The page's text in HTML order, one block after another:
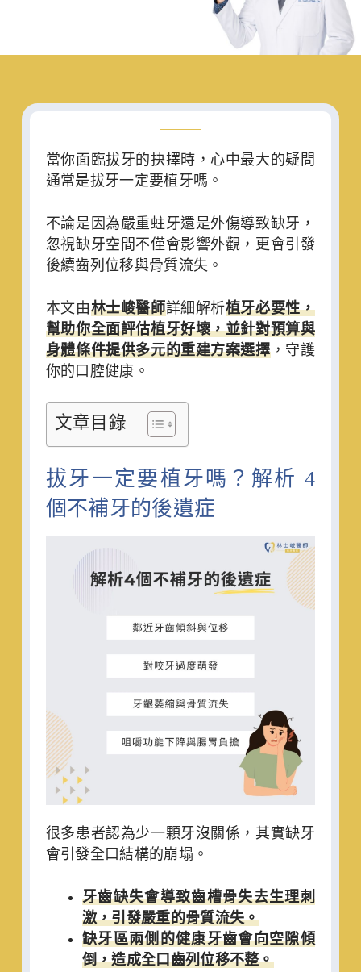
當你面臨拔牙的抉擇時，心中最大的疑問
通常是拔牙一定要植牙嗎。
不論是因為嚴重蛀牙還是外傷導致缺牙，
忽視缺牙空間不僅會影響外觀，更會引發
後續齒列位移與骨質流失。
本文由林士峻醫師詳細解析植牙必要性，
幫助你全面評估植牙好壞，並針對預算與
身體條件提供多元的重建方案選擇，守護
你的口腔健康。
文章目錄
拔牙一定要植牙嗎？解析 4
個不補牙的後遺症
很多患者認為少一顆牙沒關係，其實缺牙
會引發全口結構的崩塌。
牙齒缺失會導致齒槽骨失去生理刺
激，引發嚴重的骨質流失。
缺牙區兩側的健康牙齒會向空隙傾
倒，造成全口齒列位移不整。